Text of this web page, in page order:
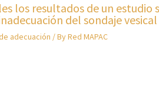
los resultados de un estudio
del sondaje vesical
adecuación / ByRed MAPAC